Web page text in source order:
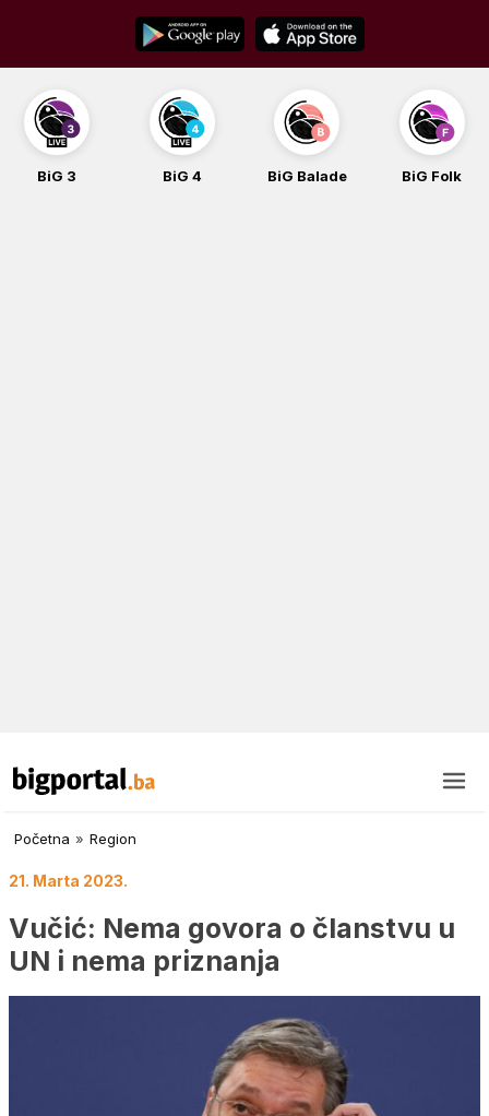
content
BiG 3 BiG 4 BiG Balade BiG Folk
Početna » Region
21. Marta 2023.
Vučić: Nema govora o članstvu u
UN i nema priznanja